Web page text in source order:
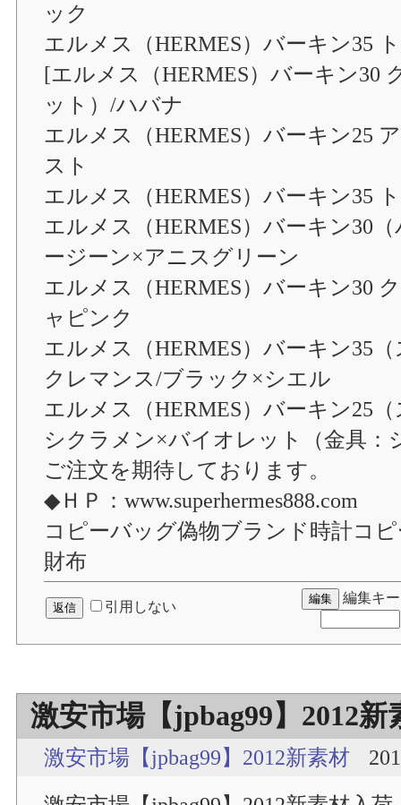
ック
エルメス（HERMES）バーキン35
[エルメス（HERMES）バーキン30
ット）/ハバナ
エルメス（HERMES）バーキン25
スト
エルメス（HERMES）バーキン35
エルメス（HERMES）バーキン30
ージーン×アニスグリーン
エルメス（HERMES）バーキン30
ャピンク
エルメス（HERMES）バーキン35
クレマンス/ブラック×シエル
エルメス（HERMES）バーキン25
シクラメン×バイオレット（金具：
ご注文を期待しております。
◆ＨＰ：www.superhermes888.com
コピーバッグ偽物ブランド時計コ
財布
引用しない
編集キー
激安市場【jpbag99】2012新
激安市場【jpbag99】2012新素材